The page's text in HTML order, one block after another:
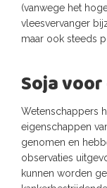
(vanwege het
vleesvervanger
maar ook steeds
Soja
Wetenschappers
eigenschappen
genomen en
observaties
kunnen worden